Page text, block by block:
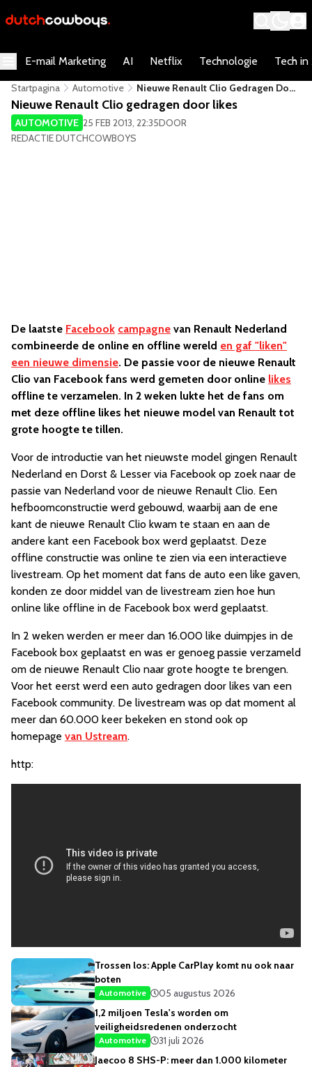
E-mail Marketing AI Netflix Technologie Tech in
Startpagina Automotive
Nieuwe Renault Clio Gedragen Door
Likes
Nieuwe Renault Clio gedragen door likes
AUTOMOTIVE 25 FEB 2013, 22:35DOOR
REDACTIE DUTCHCOWBOYS
De laatste Facebook campagne van Renault Nederland
combineerde de online en offline wereld en gaf "liken"
een nieuwe dimensie. De passie voor de nieuwe Renault
Clio van Facebook fans werd gemeten door online likes
offline te verzamelen. In 2 weken lukte het de fans om
met deze offline likes het nieuwe model van Renault tot
grote hoogte te tillen.
Voor de introductie van het nieuwste model gingen Renault
Nederland en Dorst & Lesser via Facebook op zoek naar de
passie van Nederland voor de nieuwe Renault Clio. Een
hefboomconstructie werd gebouwd, waarbij aan de ene
kant de nieuwe Renault Clio kwam te staan en aan de
andere kant een Facebook box werd geplaatst. Deze
offline constructie was online te zien via een interactieve
livestream. Op het moment dat fans de auto een like gaven,
konden ze door middel van de livestream zien hoe hun
online like offline in de Facebook box werd geplaatst.
In 2 weken werden er meer dan 16.000 like duimpjes in de
Facebook box geplaatst en was er genoeg passie verzameld
om de nieuwe Renault Clio naar grote hoogte te brengen.
Voor het eerst werd een auto gedragen door likes van een
Facebook community. De livestream was op dat moment al
meer dan 60.000 keer bekeken en stond ook op
homepage van Ustream.
http:
Trossen los: Apple CarPlay komt nu ook naar
boten
Automotive
05 augustus 2026
1,2 miljoen Tesla's worden om
veiligheidsredenen onderzocht
Automotive
31 juli 2026
Jaecoo 8 SHS-P: meer dan 1.000 kilometer